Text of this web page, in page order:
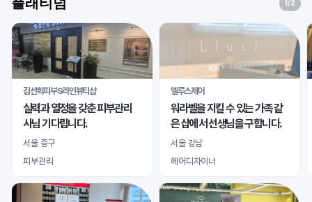
1/2
김선희피부S라인뷰티샵
실력과 열정을 갖춘 피부관리
사님 기다립니다.
서울 중구
피부관리
엘루스제이
워라벨을 지킬 수 있는 가족 같
은 샵에서 선생님을 구합니다.
서울 강남
헤어디자이너